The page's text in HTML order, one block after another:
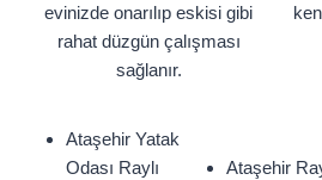
evinizde onarılıp eskisi gibi
rahat düzgün çalışması
sağlanır.
Ataşehir Yatak
Odası Raylı
Ataşehir